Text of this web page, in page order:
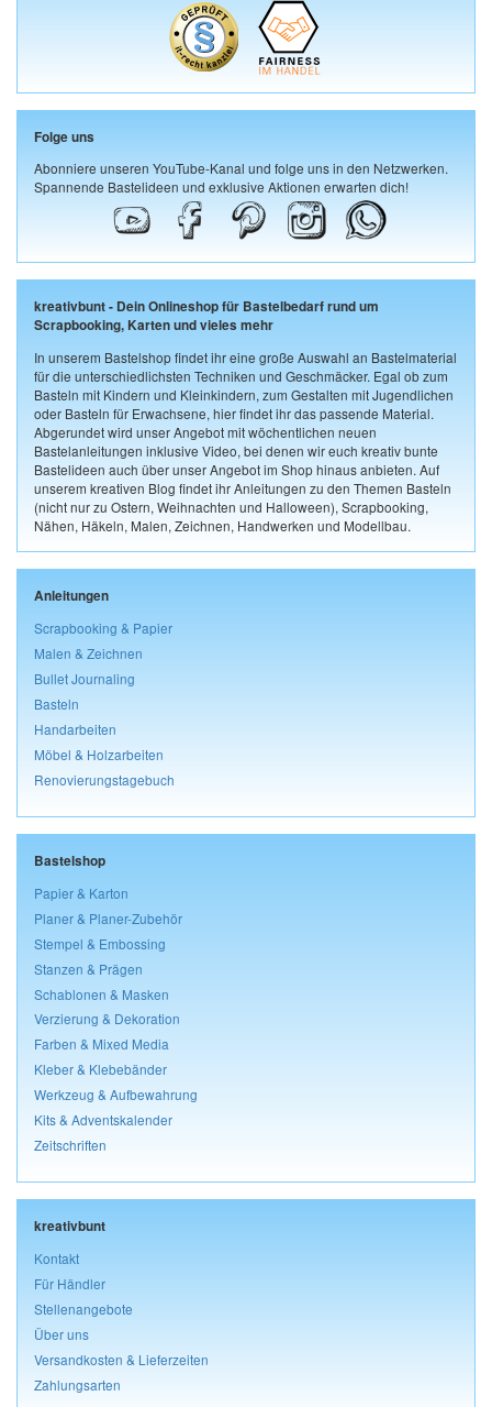
Folge uns
Abonniere unseren YouTube-Kanal und folge uns in den Netzwerken.
Spannende Bastelideen und exklusive Aktionen erwarten dich!
kreativbunt - Dein Onlineshop für Bastelbedarf rund um
Scrapbooking, Karten und vieles mehr
In unserem Bastelshop findet ihr eine große Auswahl an Bastelmaterial
für die unterschiedlichsten Techniken und Geschmäcker. Egal ob zum
Basteln mit Kindern und Kleinkindern, zum Gestalten mit Jugendlichen
oder Basteln für Erwachsene, hier findet ihr das passende Material.
Abgerundet wird unser Angebot mit wöchentlichen neuen
Bastelanleitungen inklusive Video, bei denen wir euch kreativ bunte
Bastelideen auch über unser Angebot im Shop hinaus anbieten. Auf
unserem kreativen Blog findet ihr Anleitungen zu den Themen Basteln
(nicht nur zu Ostern, Weihnachten und Halloween), Scrapbooking,
Nähen, Häkeln, Malen, Zeichnen, Handwerken und Modellbau.
Anleitungen
Scrapbooking & Papier
Malen & Zeichnen
Bullet Journaling
Basteln
Handarbeiten
Möbel & Holzarbeiten
Renovierungstagebuch
Bastelshop
Papier & Karton
Planer & Planer-Zubehör
Stempel & Embossing
Stanzen & Prägen
Schablonen & Masken
Verzierung & Dekoration
Farben & Mixed Media
Kleber & Klebebänder
Werkzeug & Aufbewahrung
Kits & Adventskalender
Zeitschriften
kreativbunt
Kontakt
Für Händler
Stellenangebote
Über uns
Versandkosten & Lieferzeiten
Zahlungsarten